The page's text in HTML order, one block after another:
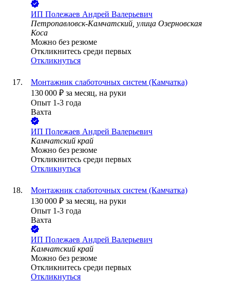
ИП Полежаев Андрей Валерьевич
Петропавловск-Камчатский, улица Озерновская
Коса
Можно без резюме
Откликнитесь среди первых
Откликнуться
Монтажник слаботочных систем (Камчатка)
130 000 ₽ за месяц, на руки
Опыт 1-3 года
Вахта
ИП Полежаев Андрей Валерьевич
Камчатский край
Можно без резюме
Откликнитесь среди первых
Откликнуться
Монтажник слаботочных систем (Камчатка)
130 000 ₽ за месяц, на руки
Опыт 1-3 года
Вахта
ИП Полежаев Андрей Валерьевич
Камчатский край
Можно без резюме
Откликнитесь среди первых
Откликнуться